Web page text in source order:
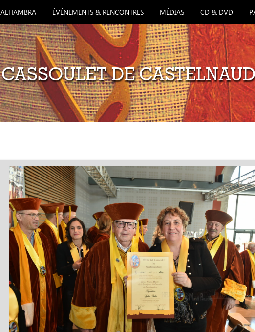
ALHAMBRA ÉVÉNEMENTS & RENCONTRES MÉDIAS CD & DVD
CASSOULET DE